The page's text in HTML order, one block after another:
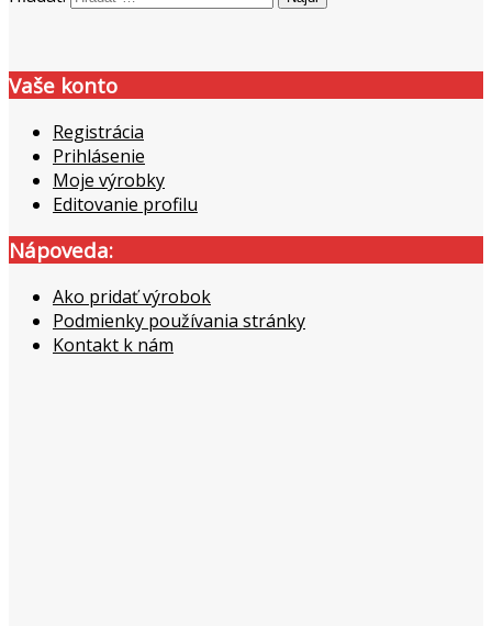
Vaše konto
Registrácia
Prihlásenie
Moje výrobky
Editovanie profilu
Nápoveda:
Ako pridať výrobok
Podmienky používania stránky
Kontakt k nám